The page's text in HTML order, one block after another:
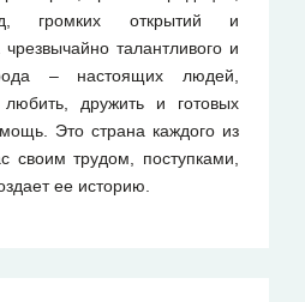
громких открытий и
талантливого и
– настоящих людей,
дружить и готовых
Это страна каждого из
своим трудом, поступками,
ее историю.